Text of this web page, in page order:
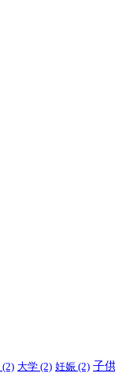
(2) 大学 (2) 妊娠 (2) 子